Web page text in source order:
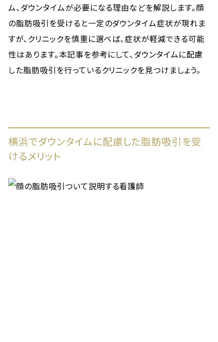
ム、ダウンタイムが必要になる理由などを解説します。顔
の脂肪吸引を受けると一定のダウンタイム症状が現れま
すが、クリニックを慎重に選べば、症状が軽減できる可能
性はあります。本記事を参考にして、ダウンタイムに配慮
した脂肪吸引を行っているクリニックを見つけましょう。
横浜でダウンタイムに配慮した脂肪吸引を受
けるメリット